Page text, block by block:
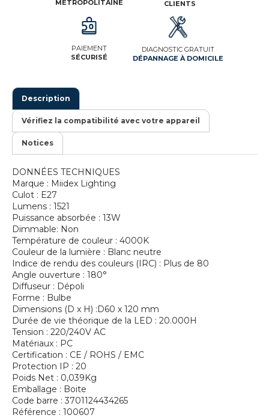
MÉTROPOLITAINE
PAIEMENT
SÉCURISÉ
CLIENTS
DIAGNOSTIC GRATUIT
DÉPANNAGE À DOMICILE
Description
Vérifiez la compatibilité avec votre appareil
Notices
DONNÉES TECHNIQUES
Marque : Miidex Lighting
Culot : E27
Lumens : 1521
Puissance absorbée : 13W
Dimmable: Non
Température de couleur : 4000K
Couleur de la lumière : Blanc neutre
Indice de rendu des couleurs (IRC) : Plus de 80
Angle ouverture : 180°
Diffuseur : Dépoli
Forme : Bulbe
Dimensions (D x H) :D60 x 120 mm
Durée de vie théorique de la LED : 20.000H
Tension : 220/240V AC
Matériaux : PC
Certification : CE / ROHS / EMC
Protection IP : 20
Poids Net : 0,039Kg
Emballage : Boite
Code barre : 3701124434265
Référence : 100607